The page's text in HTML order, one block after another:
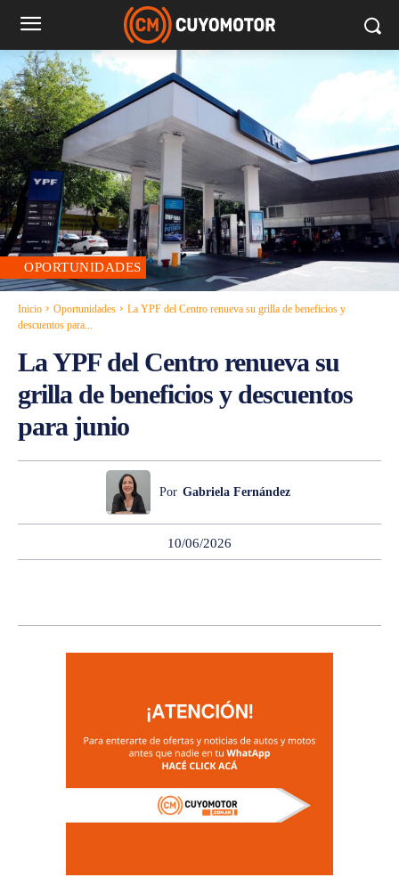
OPORTUNIDADES
Inicio Oportunidades
La YPF del Centro renueva su grilla de beneficios y
descuentos para...
La YPF del Centro renueva su
grilla de beneficios y descuentos
para junio
Por Gabriela Fernández
10/06/2026